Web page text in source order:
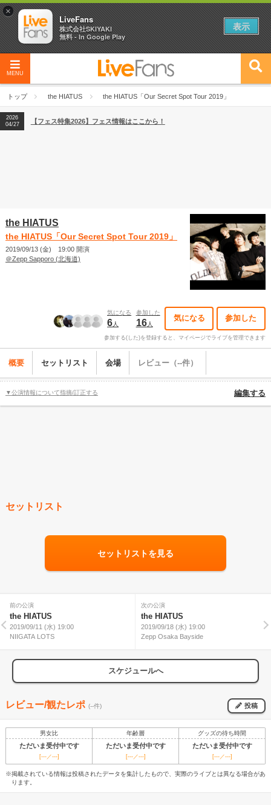
MENU
トップ the HIATUS the HIATUS「Our Secret Spot Tour 2019」
2026
04/27
2026
【ライブ動員ランキング】2026年上半期編発表！
2026
04/27
【フェス特集2026】フェス情報はここから！
the HIATUS
the HIATUS「Our Secret Spot Tour 2019」
2019/09/13 (金) 19:00 開演
＠Zepp Sapporo (北海道)
気になる
6人
参加した
16人
気になる 参加した
参加する(した)を登録すると、マイページでライブを管理できます
概要 セットリスト 会場 レビュー（--件）
▼公演情報について指摘/訂正する 編集する
セットリスト
セットリストを見る
前の公演
the HIATUS
2019/09/11 (水) 19:00
NIIGATA LOTS
次の公演
the HIATUS
2019/09/18 (水) 19:00
Zepp Osaka Bayside
スケジュールへ
レビュー/観たレポ (--件) 投稿
男女比 年齢層 グッズの待ち時間
ただいま受付中です ただいま受付中です ただいま受付中です
[---／---] [---／---] [---／---]
※掲載されている情報は投稿されたデータを集計したもので、実際のライブとは異なる場合があ
ります。
×
LiveFans
株式会社SKIYAKI
無料 - In Google Play
表示